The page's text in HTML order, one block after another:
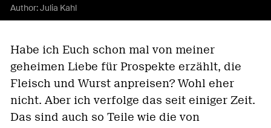
Author:Julia Kahl
Habe ich Euch schon mal von meiner
geheimen Liebe für Prospekte erzählt, die
Fleisch und Wurst anpreisen? Wohl eher
nicht. Aber ich verfolge das seit einiger Zeit.
Das sind auch so Teile wie die von